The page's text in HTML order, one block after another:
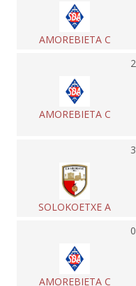
AMOREBIETA C
AMOREBIETA C
SOLOKOETXE A
AMOREBIETA C